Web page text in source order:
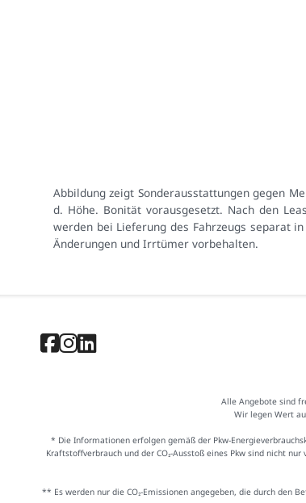
Abbildung zeigt Sonderausstattungen gegen
d. Höhe. Bonität vorausgesetzt. Nach den
werden bei Lieferung des Fahrzeugs separat
Änderungen und Irrtümer vorbehalten.
Alle Angebote sind
Wir legen Wert
* Die Informationen erfolgen gemäß der Pkw-
Kraftstoffverbrauch und der CO₂-Ausstoß eines Pkw sind nicht
** Es werden nur die CO₂-Emissionen angegeben, die durch den